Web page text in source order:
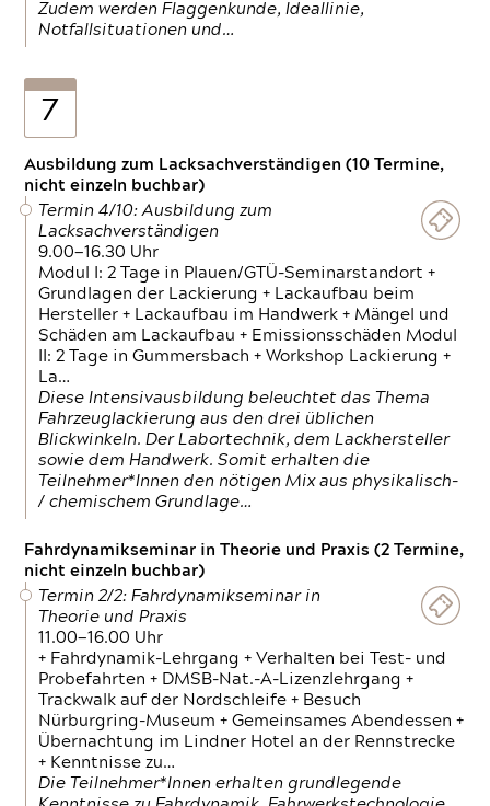
Zudem werden Flaggenkunde, Ideallinie,
Notfallsituationen und…
7
Ausbildung zum Lacksachverständigen (10 Termine,
nicht einzeln buchbar)
Termin 4/10: Ausbildung zum
Lacksachverständigen
9.00—16.30 Uhr
Modul I: 2 Tage in Plauen/GTÜ-Seminarstandort +
Grundlagen der Lackierung + Lackaufbau beim
Hersteller + Lackaufbau im Handwerk + Mängel und
Schäden am Lackaufbau + Emissionsschäden Modul
II: 2 Tage in Gummersbach + Workshop Lackierung +
La…
Diese Intensivausbildung beleuchtet das Thema
Fahrzeuglackierung aus den drei üblichen
Blickwinkeln. Der Labortechnik, dem Lackhersteller
sowie dem Handwerk. Somit erhalten die
Teilnehmer*Innen den nötigen Mix aus physikalisch-
/ chemischem Grundlage…
Fahrdynamikseminar in Theorie und Praxis (2 Termine,
nicht einzeln buchbar)
Termin 2/2: Fahrdynamikseminar in
Theorie und Praxis
11.00—16.00 Uhr
+ Fahrdynamik-Lehrgang + Verhalten bei Test- und
Probefahrten + DMSB-Nat.-A-Lizenzlehrgang +
Trackwalk auf der Nordschleife + Besuch
Nürburgring-Museum + Gemeinsames Abendessen +
Übernachtung im Lindner Hotel an der Rennstrecke
+ Kenntnisse zu…
Die Teilnehmer*Innen erhalten grundlegende